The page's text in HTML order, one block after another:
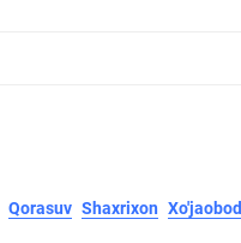
Qorasuv Shaxrixon Xo'jaobod